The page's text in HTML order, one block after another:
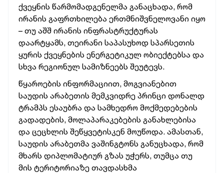
ქვეყნის წარმომადგენელმა განაცხადა, რომ
ირანის გაფრთხილება ერთმნიშვნელოვანი იყო
– თუ აშშ ირანის ინფრასტრუქტურას
დაარტყამს, თეირანი საპასუხოდ სპარსეთის
ყურის ქვეყნების ენერგეტიკულ ობიექტებსა და
სხვა რეგიონულ სამიზნეებს შეუტევს.
წყაროების ინფორმაციით, მოგვიანებით
საუდის არაბეთის მემკვიდრე პრინცი დონალდ
ტრამპს ესაუბრა და სამხედრო მოქმედებების
გადადების, მოლაპარაკებების განახლებისა
და ცეცხლის შეწყვეტისკენ მოუწოდა. ამასთან,
საუდის არაბეთმა ვაშინგტონს განუცხადა, რომ
მხარს დიპლომატიურ გზას უჭერს, თუმცა თუ
მის ტერიტორიაზე თავდასხმა